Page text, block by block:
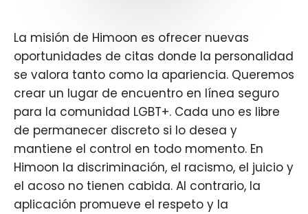
La misión de Himoon es ofrecer nuevas
oportunidades de citas donde la personalidad
se valora tanto como la apariencia. Queremos
crear un lugar de encuentro en línea seguro
para la comunidad LGBT+. Cada uno es libre
de permanecer discreto si lo desea y
mantiene el control en todo momento. En
Himoon la discriminación, el racismo, el juicio y
el acoso no tienen cabida. Al contrario, la
aplicación promueve el respeto y la